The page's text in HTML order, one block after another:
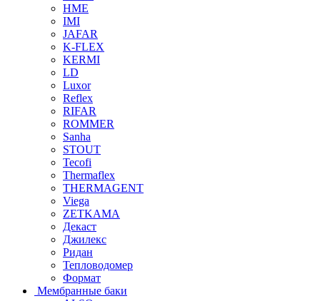
HME
IMI
JAFAR
K-FLEX
KERMI
LD
Luxor
Reflex
RIFAR
ROMMER
Sanha
STOUT
Tecofi
Thermaflex
THERMAGENT
Viega
ZETKAMA
Декаст
Джилекс
Ридан
Тепловодомер
Формат
Мембранные баки